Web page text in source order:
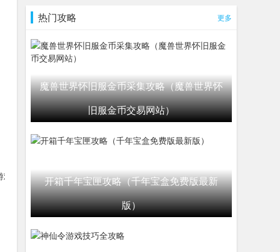
热门攻略 更多
魔兽世界怀旧服金币采集攻略（魔兽世界怀
旧服金币交易网站）
开箱千年宝匣攻略（千年宝盒免费版最新
版）